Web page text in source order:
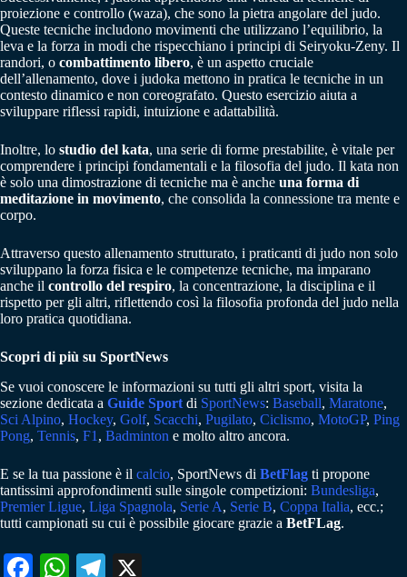
proiezione e controllo (waza), che sono la pietra angolare del judo.
Queste tecniche includono movimenti che utilizzano l’equilibrio, la
leva e la forza in modi che rispecchiano i principi di Seiryoku-Zeny. Il
randori, o combattimento libero, è un aspetto cruciale
dell’allenamento, dove i judoka mettono in pratica le tecniche in un
contesto dinamico e non coreografato. Questo esercizio aiuta a
sviluppare riflessi rapidi, intuizione e adattabilità.
Inoltre, lo studio del kata, una serie di forme prestabilite, è vitale per
comprendere i principi fondamentali e la filosofia del judo. Il kata non
è solo una dimostrazione di tecniche ma è anche una forma di
meditazione in movimento, che consolida la connessione tra mente e
corpo.
Attraverso questo allenamento strutturato, i praticanti di judo non solo
sviluppano la forza fisica e le competenze tecniche, ma imparano
anche il controllo del respiro, la concentrazione, la disciplina e il
rispetto per gli altri, riflettendo così la filosofia profonda del judo nella
loro pratica quotidiana.
Scopri di più su SportNews
Se vuoi conoscere le informazioni su tutti gli altri sport, visita la
sezione dedicata a Guide Sport di SportNews: Baseball, Maratone,
Sci Alpino, Hockey, Golf, Scacchi, Pugilato, Ciclismo, MotoGP, Ping
Pong, Tennis, F1 , Badminton e molto altro ancora.
E se la tua passione è il calcio, SportNews di BetFlag ti propone
tantissimi approfondimenti sulle singole competizioni: Bundesliga,
Premier Ligue, Liga Spagnola, Serie A, Serie B, Coppa Italia, ecc.;
tutti campionati su cui è possibile giocare grazie a BetFLag.
Fa W
Te